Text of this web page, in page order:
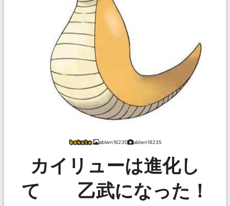
ablwn16235 ablwn16235
カイリューは進化し
て 乙武になった！